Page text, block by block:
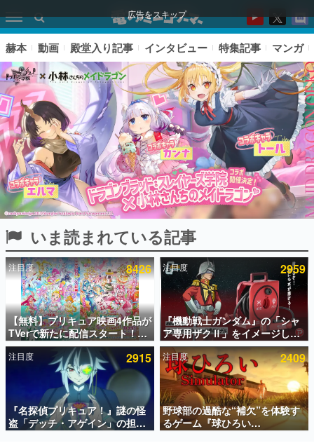
広告をスキップ
ピックアップ
電ファミのいま読まれている記事ランキング
アプリセール情報
インタビュー
連載・特集一覧
殿堂入り記事
SNS拡散数が数千以上！ ページビュー数万以上！ などな
ど。多くの人々に読まれた、電ファミ渾身の“殿堂入り”記
事をまとめました。
赫本 動画 殿堂入り記事 インタビュー 特集記事 マンガ
いま読まれている記事
注目度 8426
【無料】プリキュア映画4作品が
TVerで新たに配信スタート！な
んと2018年～2024年の映画ほぼ
すべてが見放題に、ぶっちゃけ
ありえないラインナップ
注目度 2959
『機動戦士ガンダム』の「シャ
ア専用ザクⅡ」をイメージした
散水ホースリールが予約開始。
本体にはシャアのパーソナルマ
ークやジオン公国軍のエンブレ
ム、型式番号などを配置
注目度 2915
『名探偵プリキュア！』謎の怪
盗「デッチ・アゲイン」の担当
キャストは天﨑滉平さんと判
注目度 2409
野球部の過酷な“補欠”を体験す
るゲーム『球ひろい
Simulator』が「1件」のウィッ